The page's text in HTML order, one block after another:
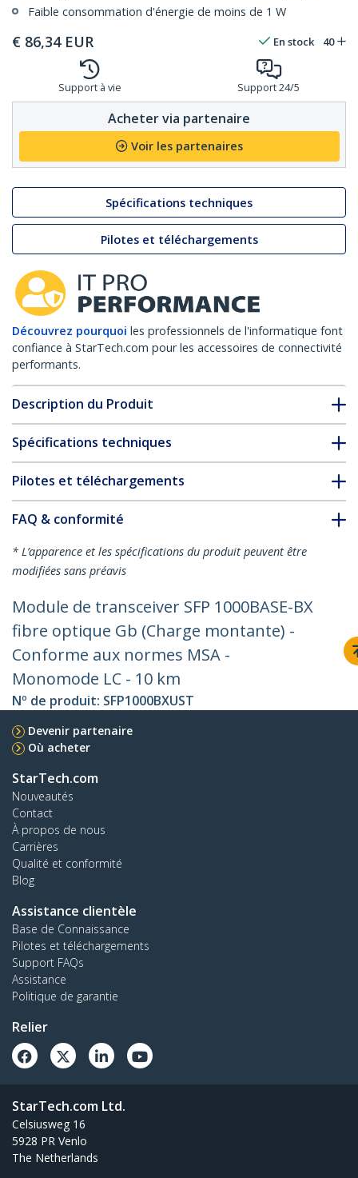
Faible consommation d'énergie de moins de 1 W
€ 86,34 EUR En stock 40
Support à vie Support 24/5
Acheter via partenaire
Voir les partenaires
Spécifications techniques
Pilotes et téléchargements
Découvrez pourquoi les professionnels de l'informatique font
confiance à StarTech.com pour les accessoires de connectivité
performants.
Description du Produit
Spécifications techniques
Pilotes et téléchargements
FAQ & conformité
* L’apparence et les spécifications du produit peuvent être
modifiées sans préavis
Module de transceiver SFP 1000BASE-BX
fibre optique Gb (Charge montante) -
Conforme aux normes MSA -
Monomode LC - 10 km
Nº de produit: SFP1000BXUST
Devenir partenaire
Où acheter
StarTech.com
Nouveautés
Contact
À propos de nous
Carrières
Qualité et conformité
Blog
Assistance clientèle
Base de Connaissance
Pilotes et téléchargements
Support FAQs
Assistance
Politique de garantie
Relier
StarTech.com Ltd.
Celsiusweg 16
5928 PR Venlo
The Netherlands